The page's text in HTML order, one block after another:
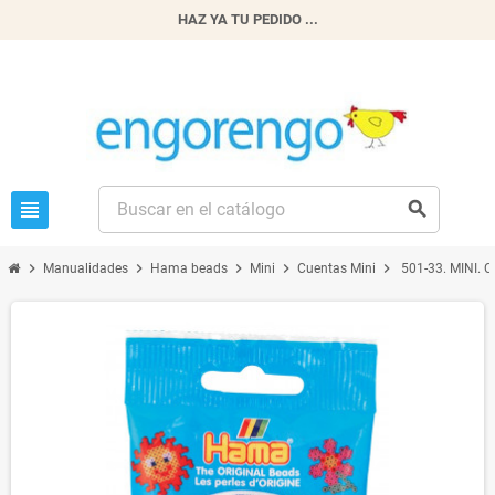
HAZ YA TU PEDIDO ...
view_headline search
chevron_right Manualidades chevron_right Hama beads chevron_right Mini chevron_right Cuentas Mini chevron_right 501-33. MINI.